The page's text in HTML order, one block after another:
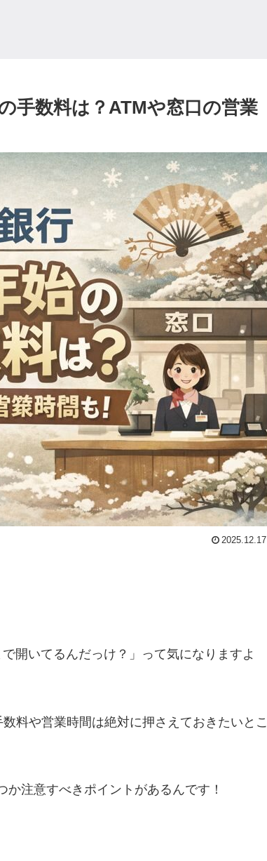
手数料は？ATMや窓口の営業
2025.12.17
開いてるんだっけ？」って気になりますよ
料や営業時間は絶対に押さえておきたいとこ
注意すべきポイントがあるんです！